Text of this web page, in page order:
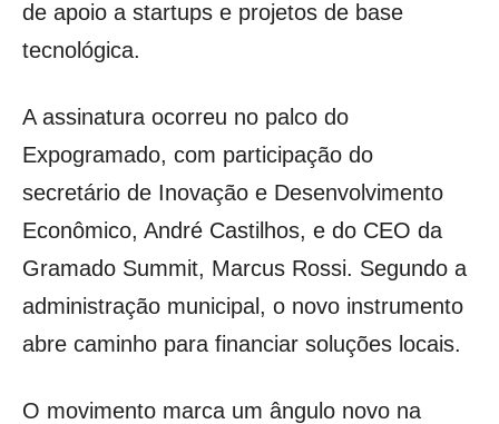
de apoio a startups e projetos de base
tecnológica.
A assinatura ocorreu no palco do
Expogramado, com participação do
secretário de Inovação e Desenvolvimento
Econômico, André Castilhos, e do CEO da
Gramado Summit, Marcus Rossi. Segundo a
administração municipal, o novo instrumento
abre caminho para financiar soluções locais.
O movimento marca um ângulo novo na